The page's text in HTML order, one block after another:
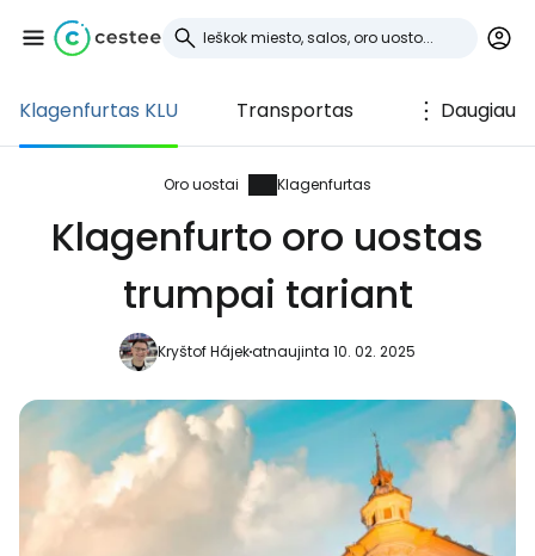
Klagenfurtas KLU Transportas Daugiau
Oro uostai Klagenfurtas
Klagenfurto oro uostas
trumpai tariant
Kryštof Hájekatnaujinta 10. 02. 2025
Prisijunkite prie
Cestee
... pasaulinė kelionių bendruomenė
Tęsti su Google
Tęsti su Facebook
Tęsti el. paštu